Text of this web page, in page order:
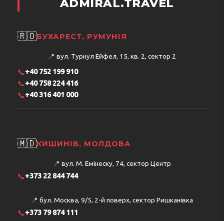
ADMIRAL.TRAVEL
🇷🇴БУХАРЕСТ, РУМУНІЯ
📍 вул. Турнул Ейфел, 15, кв. 2, сектор 2
📞+40 752 199 910
📞+40 758 224 416
📞+40 316 401 000
🇲🇩КИШИНІВ, МОЛДОВА
📍 вул. М. Емінеску, 74, сектор Центр
📞+373 22 844 744
📍 бул. Москва, 9/5, 2-й поверх, сектор Ришканівка
📞+373 79 874 111